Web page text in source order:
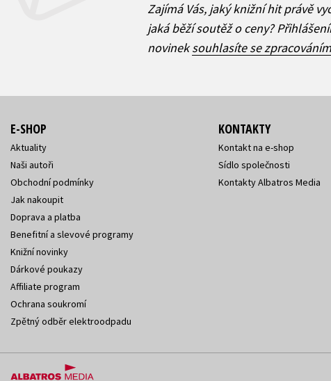
Zajímá Vás, jaký knižní hit právě
jaká běží soutěž o ceny?
novineksouhlasíte se
E-SHOP
Aktuality
Naši autoři
Obchodní podmínky
Jak nakoupit
Doprava a platba
Benefitní a slevové programy
Knižní novinky
Dárkové poukazy
Affiliate program
Ochrana soukromí
Zpětný odběr elektroodpadu
KONTAKTY
Kontakt na e-shop
Sídlo společnosti
Kontakty Albatros Media